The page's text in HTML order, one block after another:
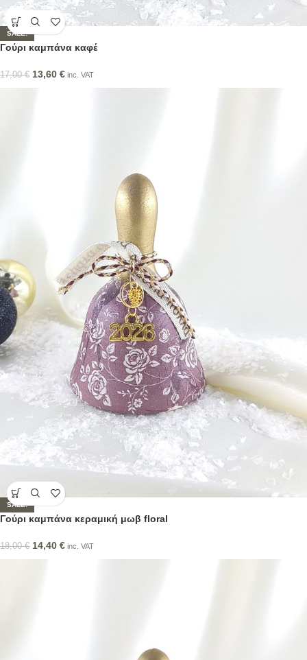
SALE!
Γούρι καμπάνα καφέ
17,00€ 13,60 € inc. VAT
SALE!
Γούρι καμπάνα κεραμική μωβ floral
18,00€ 14,40 € inc. VAT